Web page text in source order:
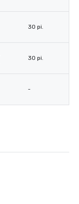
30 pi.
30 pi.
-